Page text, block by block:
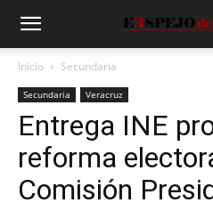
Inicio Secundaria
Secundaria Veracruz
Entrega INE
reforma
Comisión